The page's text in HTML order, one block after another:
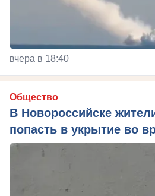
вчера в 18:40
Общество
В Новороссийске
попасть в укрытие во